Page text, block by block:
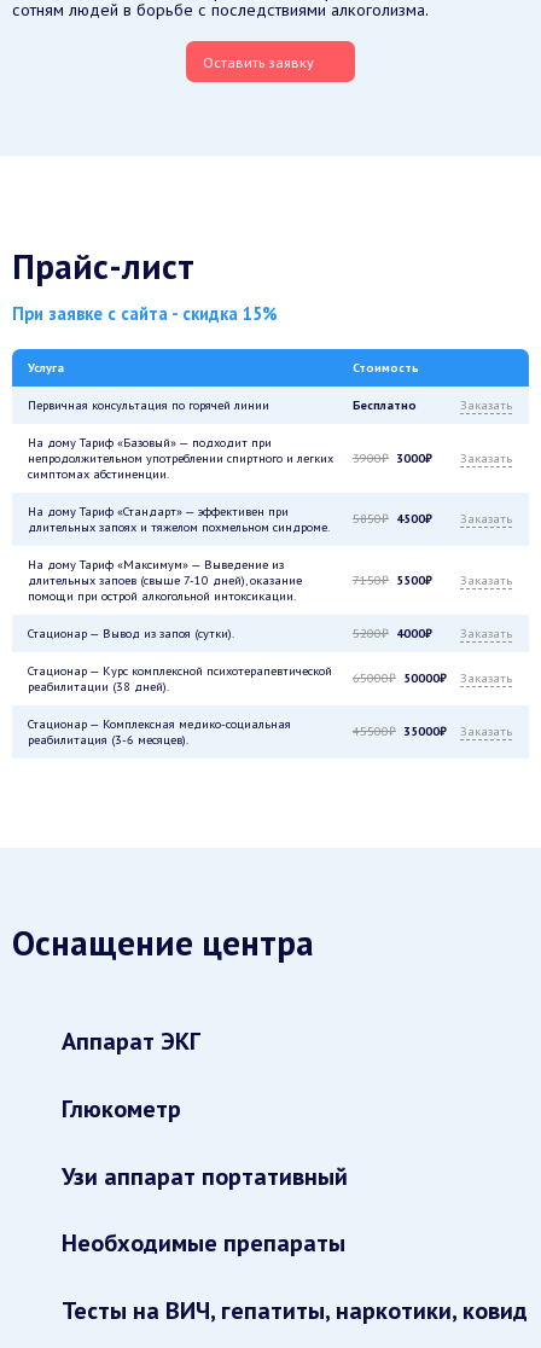
сотням людей в борьбе с последствиями алкоголизма.
Оставить заявку
Прайс-лист
При заявке с сайта - скидка 15%
Услуга Стоимость
Первичная консультация по горячей линии Бесплатно Заказать
На дому Тариф «Базовый» — подходит при
непродолжительном употреблении спиртного и легких
симптомах абстиненции.
3900₽ 3000₽ Заказать
На дому Тариф «Стандарт» — эффективен при
длительных запоях и тяжелом похмельном синдроме.
5850₽ 4500₽ Заказать
На дому Тариф «Максимум» — Выведение из
длительных запоев (свыше 7-10 дней), оказание
помощи при острой алкогольной интоксикации.
7150₽ 5500₽ Заказать
Стационар — Вывод из запоя (сутки). 5200₽ 4000₽ Заказать
Стационар — Курс комплексной психотерапевтической
реабилитации (38 дней).
65000₽ 50000₽ Заказать
Стационар — Комплексная медико-социальная
реабилитация (3-6 месяцев).
45500₽ 35000₽ Заказать
Оснащение центра
Аппарат ЭКГ
Глюкометр
Узи аппарат портативный
Необходимые препараты
Тесты на ВИЧ, гепатиты, наркотики, ковид